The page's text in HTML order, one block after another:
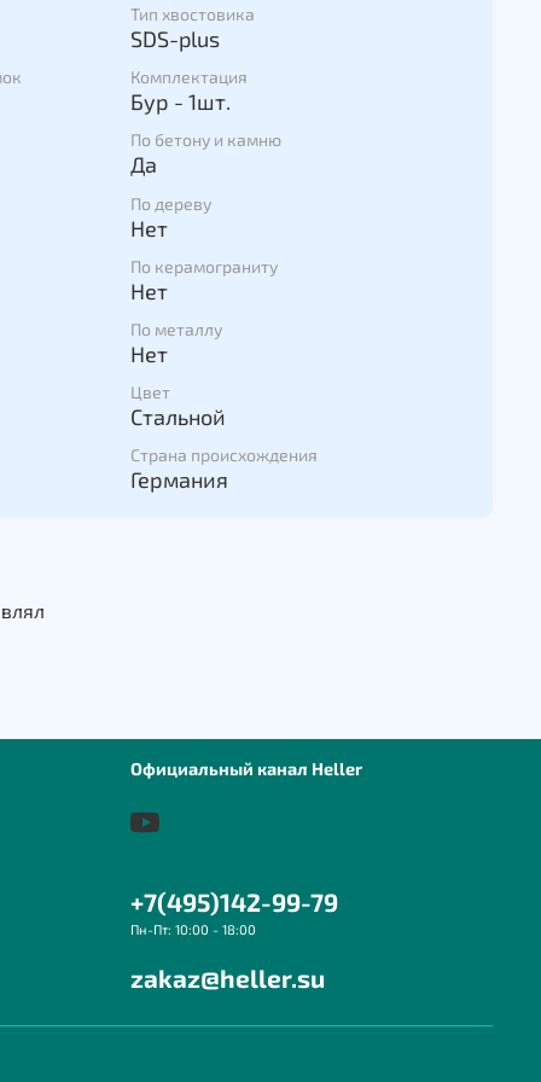
Тип хвостовика
SDS-plus
Комплектация
Бур - 1шт.
По бетону и камню
Да
По дереву
Нет
По керамограниту
Нет
По металлу
Нет
Цвет
Стальной
Страна происхождения
Германия
Официальный канал Heller
+7(495)142-99-79
Пн-Пт: 10:00 - 18:00
zakaz@heller.su